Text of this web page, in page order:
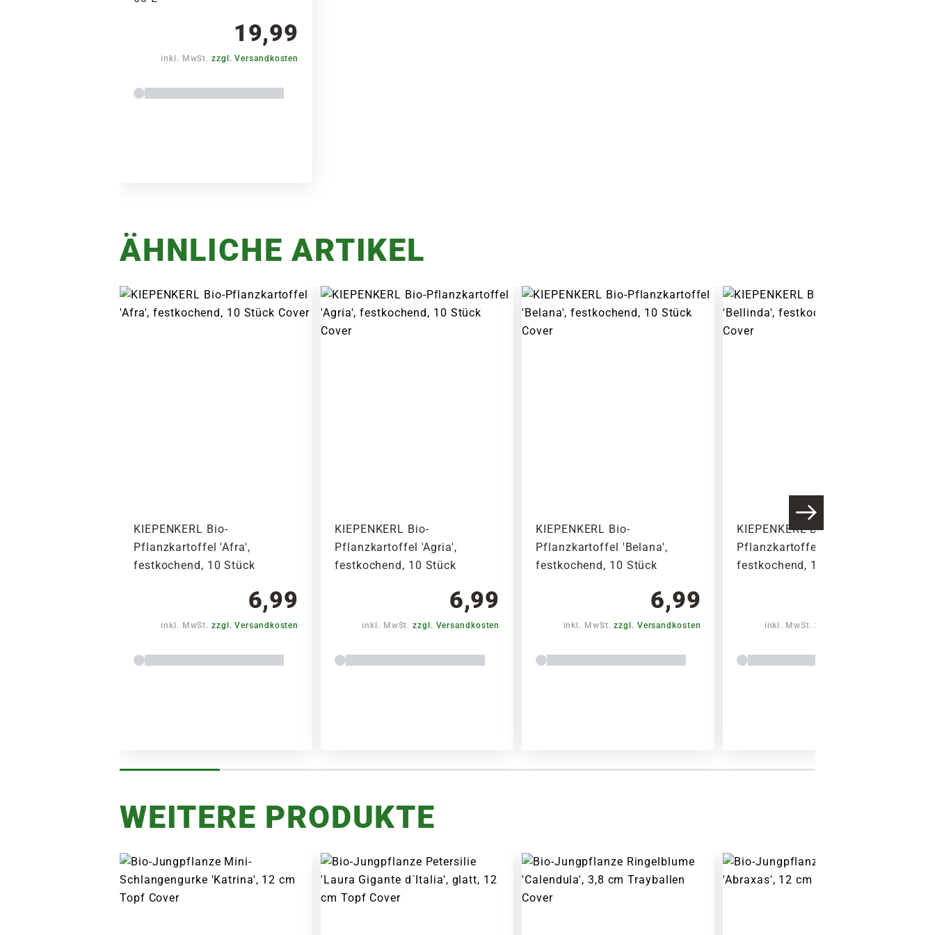
19,99
inkl. MwSt.zzgl. Versandkosten
ÄHNLICHE ARTIKEL
KIEPENKERL Bio-
Pflanzkartoffel 'Afra',
festkochend, 10 Stück
6,99
inkl. MwSt.zzgl. Versandkosten
KIEPENKERL Bio-
Pflanzkartoffel 'Agria',
festkochend, 10 Stück
6,99
inkl. MwSt.zzgl. Versandkosten
KIEPENKERL Bio-
Pflanzkartoffel 'Belana',
festkochend, 10 Stück
6,99
inkl. MwSt.zzgl. Versandkosten
KIEPENKERL Bio-
Pflanzkartoffel 'Bellinda',
festkochend, 10 Stück
inkl. MwSt.zzgl. Versandkosten
WEITERE PRODUKTE